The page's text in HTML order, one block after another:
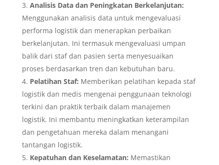
Analisis Data dan Peningkatan Berkelanjutan:
Menggunakan analisis data untuk mengevaluasi
performa logistik dan menerapkan perbaikan
berkelanjutan. Ini termasuk mengevaluasi umpan
balik dari staf dan pasien serta menyesuaikan
proses berdasarkan tren dan kebutuhan baru.
Pelatihan Staf: Memberikan pelatihan kepada staf
logistik dan medis mengenai penggunaan teknologi
terkini dan praktik terbaik dalam manajemen
logistik. Ini membantu meningkatkan keterampilan
dan pengetahuan mereka dalam menangani
tantangan logistik.
Kepatuhan dan Keselamatan: Memastikan